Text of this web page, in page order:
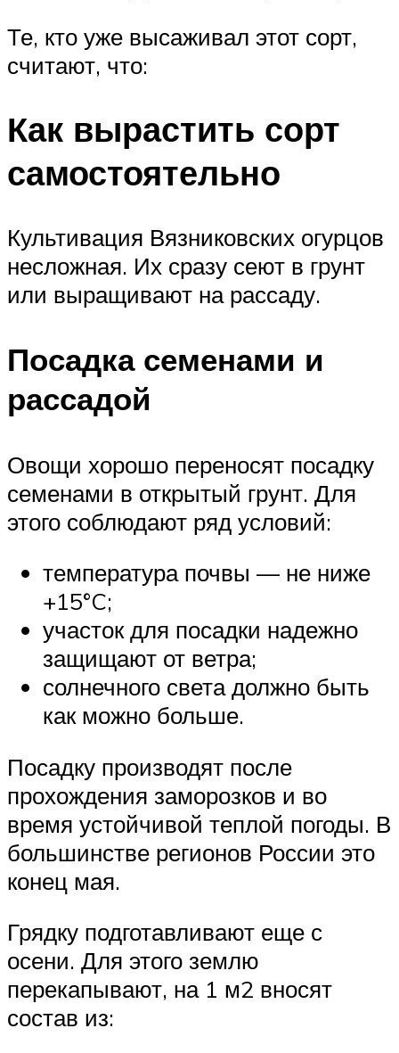
Те, кто уже высаживал этот сорт,
считают, что:
Как вырастить сорт
самостоятельно
Культивация Вязниковских огурцов
несложная. Их сразу сеют в грунт
или выращивают на рассаду.
Посадка семенами и
рассадой
Овощи хорошо переносят посадку
семенами в открытый грунт. Для
этого соблюдают ряд условий:
температура почвы — не ниже
+15°C;
участок для посадки надежно
защищают от ветра;
солнечного света должно быть
как можно больше.
Посадку производят после
прохождения заморозков и во
время устойчивой теплой погоды. В
большинстве регионов России это
конец мая.
Грядку подготавливают еще с
осени. Для этого землю
перекапывают, на 1 м2 вносят
состав из: